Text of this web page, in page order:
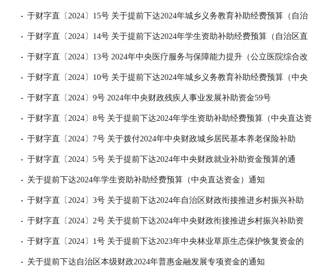
▪ 于财字直〔2024〕15号 关于提前下达2024年城乡义务教育补助经费预算（自治
▪ 于财字直〔2024〕14号 关于提前下达2024年学生资助补助经费预算（自治区直
▪ 于财字直〔2024〕13号 2024年中央医疗服务与保障能力提升（公立医院综合改
▪ 于财字直〔2024〕10号 关于提前下达2024年城乡义务教育补助经费预算（中央
▪ 于财字直〔2024〕9号 2024年中央财政残疾人事业发展补助资金59号
▪ 于财字直〔2024〕8号 关于提前下达2024年学生资助补助经费预算（中央直达资
▪ 于财字直〔2024〕7号 关于拨付2024年中央财政城乡居民基本养老保险补助
▪ 于财字直〔2024〕5号 关于提前下达2024年中央财政就业补助资金预算的通
▪ 关于提前下达2024年学生资助补助经费预算（中央直达资金）通知
▪ 于财字直〔2024〕3号 关于提前下达2024年自治区财政衔接推进乡村振兴补助
▪ 于财字直〔2024〕2号 关于提前下达2024年中央财政衔接推进乡村振兴补助资
▪ 于财字直〔2024〕1号 关于提前下达2023年中央林业草原生态保护恢复资金的
▪ 关于提前下达自治区本级财政2024年普惠金融发展专项资金的通知